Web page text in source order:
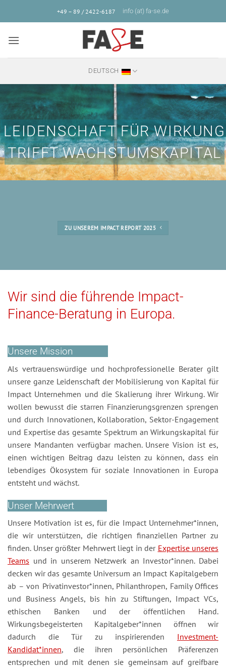
+49 – 89 / 2422-6187 info (at) fa-se.de
DEUTSCH
LEIDENSCHAFT FÜR WIRKUNG
TRIFFT WACHSTUMSKAPITAL
ZU UNSEREM IMPACT REPORT 2025
Wir sind die führende Impact-
Finance-Beratung in Europa.
Unsere Mission
Als vertrauenswürdige und hochprofessionelle Berater gilt
unsere ganze Leidenschaft der Mobilisierung von Kapital für
Impact Unternehmen und die Skalierung ihrer Wirkung. Wir
wollen bewusst die starren Finanzierungsgrenzen sprengen
und durch Innovationen, Kollaboration, Sektor-Engagement
und Expertise das gesamte Spektrum an Wirkungskapital für
unsere Mandanten verfügbar machen. Unsere Vision ist es,
einen wichtigen Beitrag dazu leisten zu können, dass ein
lebendiges Ökosystem für soziale Innovationen in Europa
entsteht und wächst.
Unser Mehrwert
Unsere Motivation ist es, für die Impact Unternehmer*innen,
die wir unterstützen, die richtigen finanziellen Partner zu
finden. Unser größter Mehrwert liegt in der Expertise unseres
Teams und in unserem Netzwerk an Investor*innen. Dabei
decken wir das gesamte Universum an Impact Kapitalgebern
ab – von Privatinvestor*innen, Philanthropen, Family Offices
und Business Angels, bis hin zu Stiftungen, Impact VCs,
ethischen Banken und der öffentlichen Hand.
Wirkungsbegeisterten Kapitalgeber*innen öffnen wir
dadurch die Tür zu inspirierenden Investment-
Kandidat*innen, die ihren persönlichen Präferenzen
entsprechen und mit denen sie gemeinsam auf greifbare